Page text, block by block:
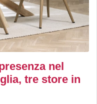
nel
tre store in